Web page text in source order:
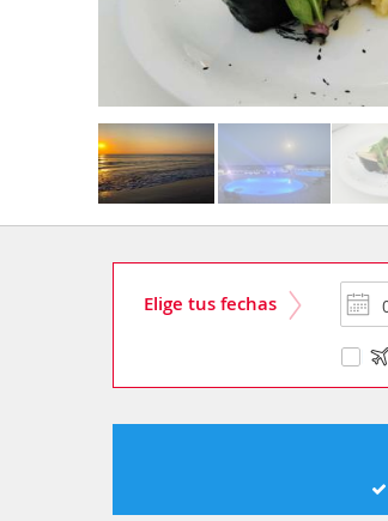
Elige tus fechas